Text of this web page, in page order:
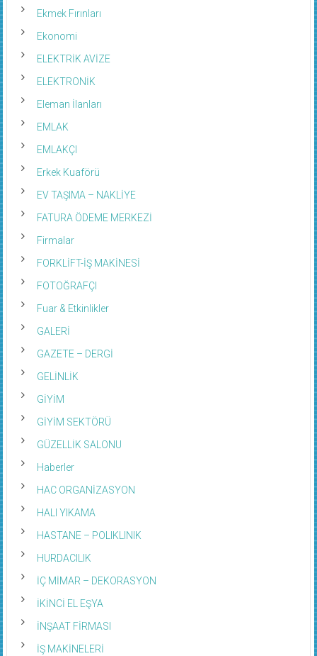
Ekmek Fırınları
Ekonomi
ELEKTRİK AVİZE
ELEKTRONİK
Eleman İlanları
EMLAK
EMLAKÇI
Erkek Kuaförü
EV TAŞIMA – NAKLİYE
FATURA ÖDEME MERKEZİ
Firmalar
FORKLİFT-İŞ MAKİNESİ
FOTOĞRAFÇI
Fuar & Etkinlikler
GALERİ
GAZETE – DERGİ
GELİNLİK
GİYİM
GİYİM SEKTÖRÜ
GÜZELLİK SALONU
Haberler
HAC ORGANİZASYON
HALI YIKAMA
HASTANE – POLIKLINIK
HURDACILIK
İÇ MİMAR – DEKORASYON
İKİNCİ EL EŞYA
İNŞAAT FİRMASI
İŞ MAKİNELERİ